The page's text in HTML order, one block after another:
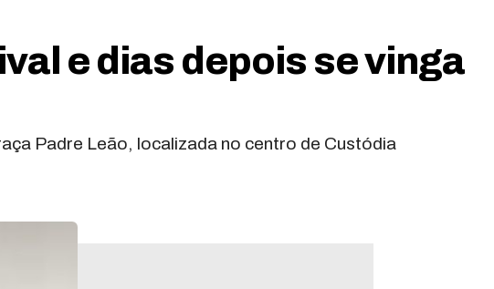
e dias depois se vinga
Padre Leão, localizada no centro de Custódia